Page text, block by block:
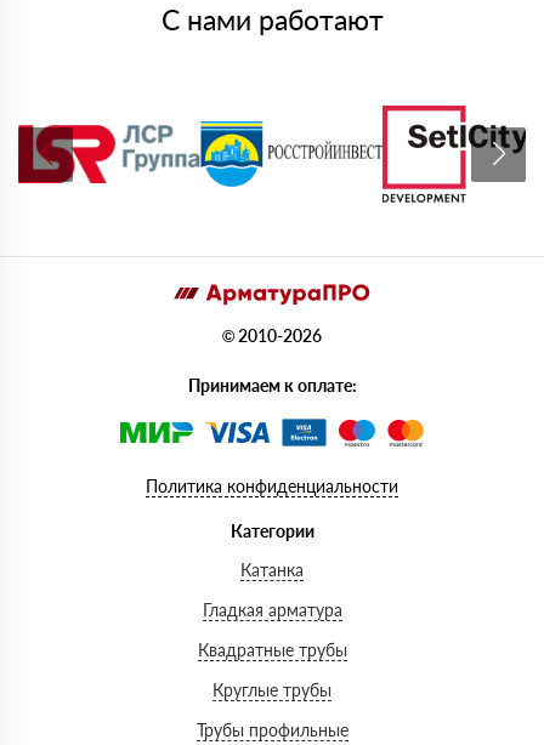
С нами работают
© 2010-2026
Принимаем к оплате:
Политика конфиденциальности
Категории
Катанка
Гладкая арматура
Квадратные трубы
Круглые трубы
Трубы профильные